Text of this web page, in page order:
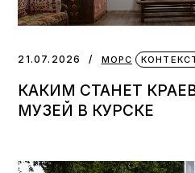
21.07.2026 МОРС
КАКИМ СТАНЕТ
МУЗЕЙ В КУРСКЕ